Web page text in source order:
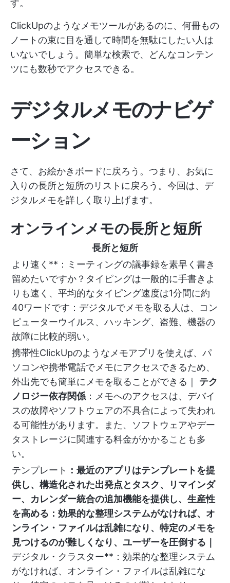
す。
ClickUpのようなメモツールがあるのに、何冊もの
ノートの束に目を通して時間を無駄にしたい人は
いないでしょう。簡単な検索で、どんなコンテン
ツにも数秒でアクセスできる。
デジタルメモのナビゲ
ーション
さて、お絵かきボードに戻ろう。つまり、お気に
入りの長所と短所のリストに戻ろう。今回は、デ
ジタルメモを詳しく取り上げます。
オンラインメモの長所と短所
長所と短所
より速く**：ミーティングの議事録を素早く書き
留めたいですか？タイピングは一般的に手書きよ
りも速く、平均的なタイピング速度は1分間に約
40ワードです：デジタルでメモを取る人は、コン
ピューターウイルス、ハッキング、盗難、機器の
故障に比較的弱い。
携帯性ClickUpのようなメモアプリを使えば、パ
ソコンや携帯電話でメモにアクセスできるため、
外出先でも簡単にメモを取ることができる｜ テク
ノロジー依存関係 ：メモへのアクセスは、デバイ
スの故障やソフトウェアの不具合によって失われ
る可能性があります。また、ソフトウェアやデー
タストレージに関連する料金がかかることも多
い。
テンプレート ：最近のアプリはテンプレートを提
供し、構造化された出発点とタスク、リマインダ
ー、カレンダー統合の追加機能を提供し、生産性
を高める：効果的な整理システムがなければ、オ
ンライン・ファイルは乱雑になり、特定のメモを
見つけるのが難しくなり、ユーザーを圧倒する｜
デジタル・クラスター**：効果的な整理システム
がなければ、オンライン・ファイルは乱雑にな